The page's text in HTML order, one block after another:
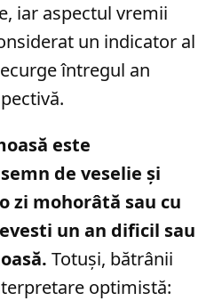
iar aspectul vremii
un indicator al
întregul an
este
de veselie și
zi mohorâtă sau cu
un an dificil sau
Totuși, bătrânii
optimistă: